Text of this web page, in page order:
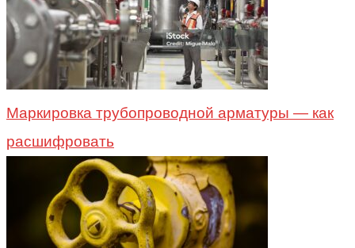
Маркировка трубопроводной арматуры — как
расшифровать